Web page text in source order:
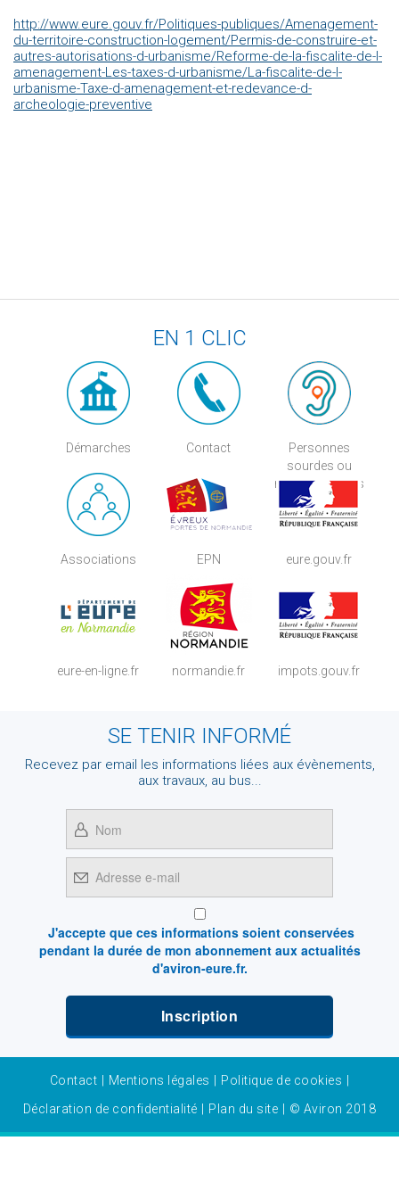
http://www.eure.gouv.fr/Politiques-publiques/Amenagement-
du-territoire-construction-logement/Permis-de-construire-et-
autres-autorisations-d-urbanisme/Reforme-de-la-fiscalite-de-l-
amenagement-Les-taxes-d-urbanisme/La-fiscalite-de-l-
urbanisme-Taxe-d-amenagement-et-redevance-d-
archeologie-preventive
EN 1 CLIC
Démarches Contact
Personnes
sourdes ou
malentendantes
Associations EPN eure.gouv.fr
eure-en-ligne.fr normandie.fr impots.gouv.fr
SE TENIR INFORMÉ
Recevez par email les informations liées aux évènements,
aux travaux, au bus...
J'accepte que ces informations soient conservées
pendant la durée de mon abonnement aux actualités
d'aviron-eure.fr.
Contact | Mentions légales | Politique de cookies |
Déclaration de confidentialité | Plan du site | © Aviron 2018